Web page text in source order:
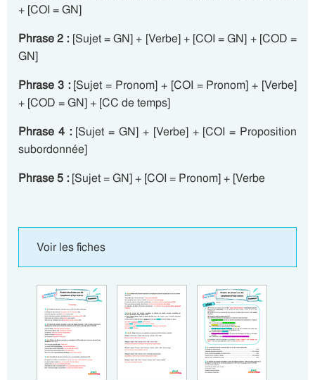
+ [COI = GN]
Phrase 2 : [Sujet = GN] + [Verbe] + [COI = GN] + [COD =
GN]
Phrase 3 :[Sujet = Pronom] + [COI = Pronom] + [Verbe]
+ [COD = GN] + [CC de temps]
Phrase 4 :[Sujet = GN] + [Verbe] + [COI = Proposition
subordonnée]
Phrase 5 : [Sujet = GN] + [COI = Pronom] + [Verbe
Voir les fiches